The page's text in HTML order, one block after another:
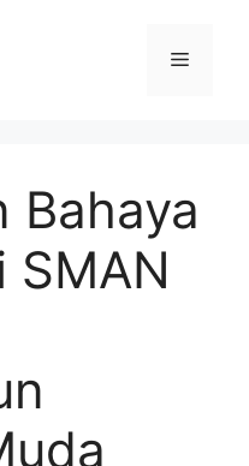
Menu
Bahaya
SMAN